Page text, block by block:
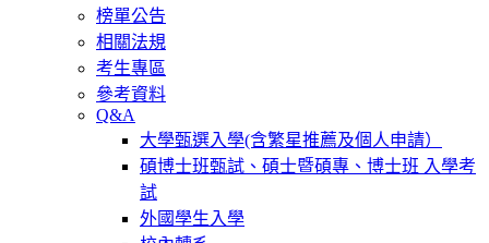
榜單公告
相關法規
考生專區
參考資料
Q&A
大學甄選入學(含繁星推薦及個人申請）
碩博士班甄試、碩士暨碩專、博士班 入學考
試
外國學生入學